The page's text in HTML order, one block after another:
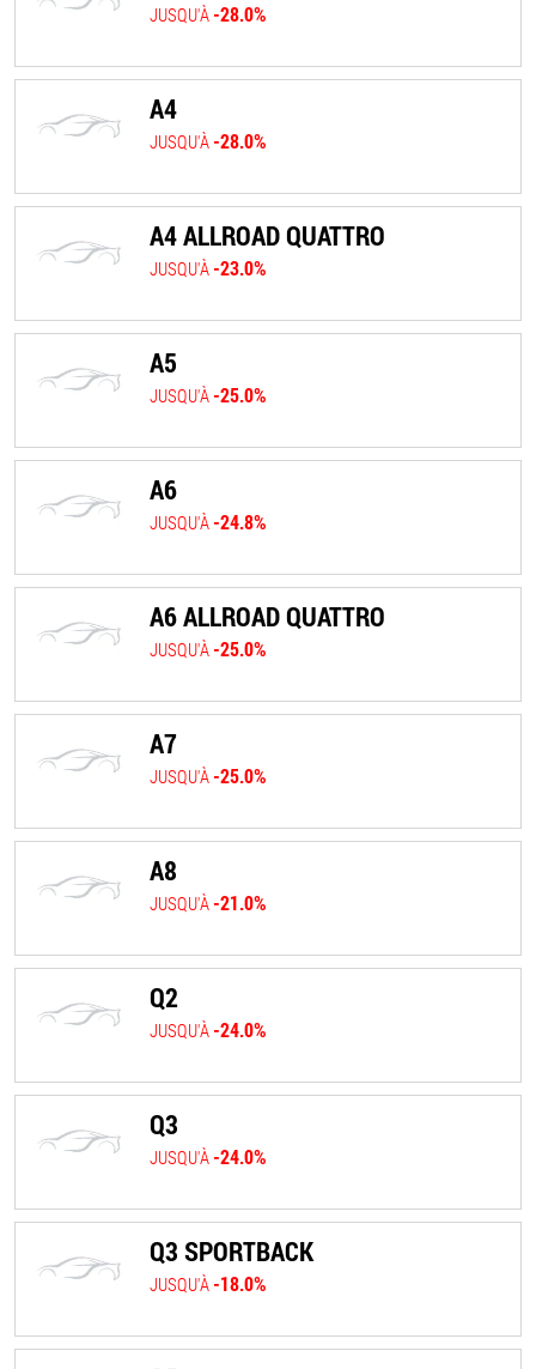
JUSQU'À -28.0%
A4
JUSQU'À -28.0%
A4 ALLROAD QUATTRO
JUSQU'À -23.0%
A5
JUSQU'À -25.0%
A6
JUSQU'À -24.8%
A6 ALLROAD QUATTRO
JUSQU'À -25.0%
A7
JUSQU'À -25.0%
A8
JUSQU'À -21.0%
Q2
JUSQU'À -24.0%
Q3
JUSQU'À -24.0%
Q3 SPORTBACK
JUSQU'À -18.0%